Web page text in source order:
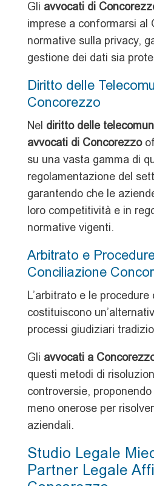
Gli avvocati di
imprese a conformarsi al
normative sulla privacy,
gestione dei dati sia
Diritto delle
Concorezzo
Nel diritto delle
avvocati di Concorezzo
su una vasta gamma di
regolamentazione del
garantendo che le
loro competitività e in
normative vigenti.
Arbitrato e
Conciliazione
L’arbitrato e le
costituiscono
processi giudiziari
Gli avvocati a
questi metodi di
controversie,
meno onerose per
aziendali.
Studio Legale
Partner Legale